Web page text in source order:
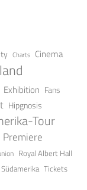
Charts Cinema
Exhibition Fans
Hipgnosis
Tour
Premiere
Royal Albert Hall
Südamerika Tickets